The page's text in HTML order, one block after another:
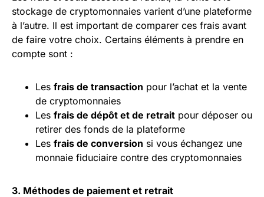
stockage de cryptomonnaies varient d’une plateforme
à l’autre. Il est important de comparer ces frais avant
de faire votre choix. Certains éléments à prendre en
compte sont :
Les frais de transaction pour l’achat et la vente
de cryptomonnaies
Les frais de dépôt et de retrait pour déposer ou
retirer des fonds de la plateforme
Les frais de conversion si vous échangez une
monnaie fiduciaire contre des cryptomonnaies
3. Méthodes de paiement et retrait